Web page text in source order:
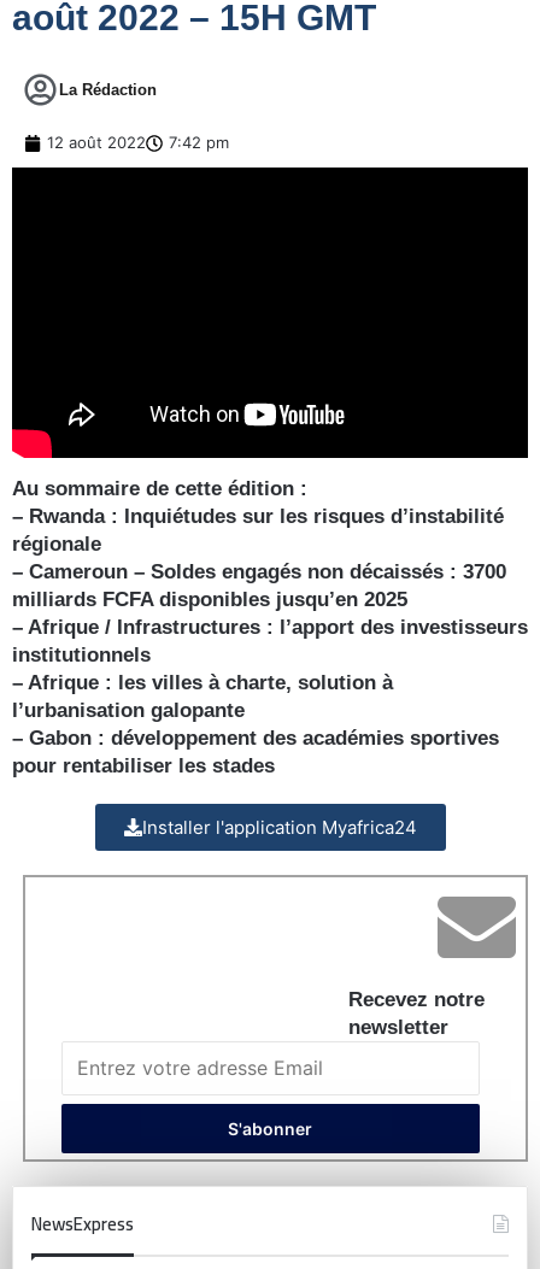
août 2022 – 15H GMT
La Rédaction
12 août 2022 7:42 pm
Au sommaire de cette édition :
– Rwanda : Inquiétudes sur les risques d’instabilité
régionale
– Cameroun – Soldes engagés non décaissés : 3700
milliards FCFA disponibles jusqu’en 2025
– Afrique / Infrastructures : l’apport des investisseurs
institutionnels
– Afrique : les villes à charte, solution à
l’urbanisation galopante
– Gabon : développement des académies sportives
pour rentabiliser les stades
Installer l'application Myafrica24
Recevez notre
newsletter
NewsExpress